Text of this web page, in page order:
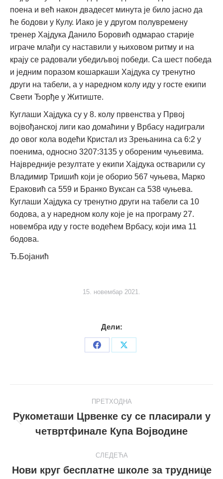
поена и већ након двадесет минута је било јасно да
ће бодови у Кулу. Иако је у другом полувремену
тренер Хајдука Данило Боровић одмарао старије
играче млађи су наставили у њиховом ритму и на
крају се радовали убедиљвој победи. Са шест победа
и једним поразом кошаркаши Хајдука су тренутно
други на табели, а у наредном колу иду у госте екипи
Свети Ђорђе у Житиште.
Куглаши Хајдука су у 8. колу првенства у Првој
војвођанској лиги као домаћини у Врбасу надиграли
до овог кола водећи Кристал из Зрењанина са 6:2 у
поенима, односно 3207:3135 у обореним чуњевима.
Највредније резултате у екипи Хајдука остварили су
Владимир Тришић који је оборио 567 чуњева, Марко
Ераковић са 559 и Бранко Вуксан са 538 чуњева.
Куглаши Хајдука су тренутно други на табели са 10
бодова, а у наредном колу које је на програму 27.
новембра иду у госте водећем Врбасу, који има 11
бодова.
Ђ.Бојанић
15. новембар 2021.
Дели:
Share
Share
navigation
ПРЕТХОДНА
Претходни
пост
Рукометаши Црвенке су се пласирали у
четвртфинале Купа Војводине
СЛЕДЕЋА
Нови круг бесплатне школе за труднице